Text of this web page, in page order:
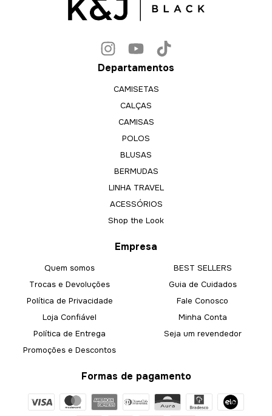
Departamentos
CAMISETAS
CALÇAS
CAMISAS
POLOS
BLUSAS
BERMUDAS
LINHA TRAVEL
ACESSÓRIOS
Shop the Look
Empresa
Quem somos
Trocas e Devoluções
Política de Privacidade
Loja Confiável
Política de Entrega
Promoções e Descontos
BEST SELLERS
Guia de Cuidados
Fale Conosco
Minha Conta
Seja um revendedor
Formas de pagamento